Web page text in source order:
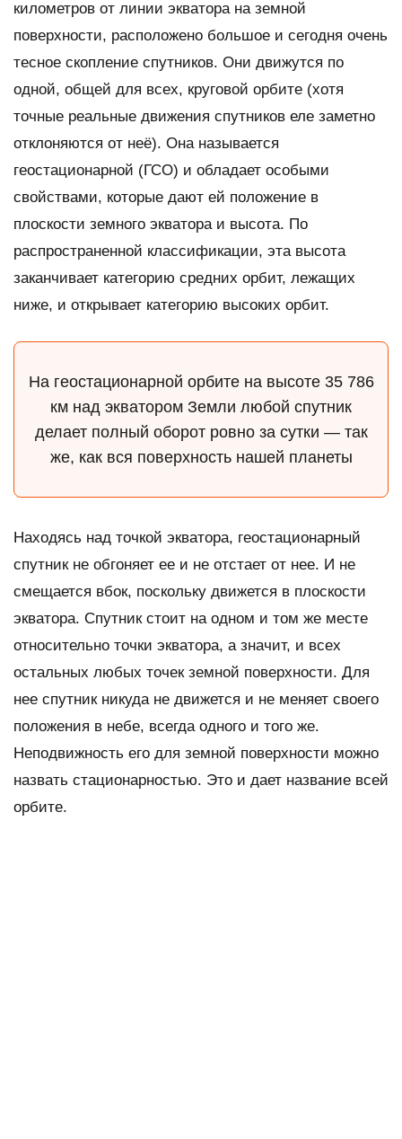
километров от линии экватора на земной
поверхности, расположено большое и сегодня очень
тесное скопление спутников. Они движутся по
одной, общей для всех, круговой орбите (хотя
точные реальные движения спутников еле заметно
отклоняются от неё). Она называется
геостационарной (ГСО) и обладает особыми
свойствами, которые дают ей положение в
плоскости земного экватора и высота. По
распространенной классификации, эта высота
заканчивает категорию средних орбит, лежащих
ниже, и открывает категорию высоких орбит.
На геостационарной орбите на высоте 35 786
км над экватором Земли любой спутник
делает полный оборот ровно за сутки — так
же, как вся поверхность нашей планеты
Находясь над точкой экватора, геостационарный
спутник не обгоняет ее и не отстает от нее. И не
смещается вбок, поскольку движется в плоскости
экватора. Спутник стоит на одном и том же месте
относительно точки экватора, а значит, и всех
остальных любых точек земной поверхности. Для
нее спутник никуда не движется и не меняет своего
положения в небе, всегда одного и того же.
Неподвижность его для земной поверхности можно
назвать стационарностью. Это и дает название всей
орбите.